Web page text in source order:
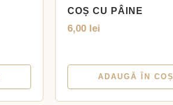
COȘ CU PÂINE
6,00 lei
ADAUGĂ ÎN COȘ